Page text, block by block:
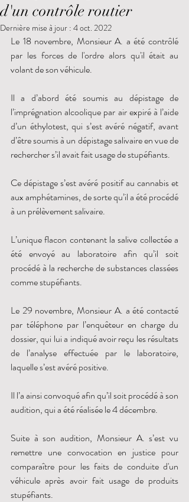
d'un contrôle routier
Dernière mise à jour : 4 oct. 2022
Le 18 novembre, Monsieur A. a été contrôlé
par les forces de l'ordre alors qu'il était au
volant de son véhicule.
Il a d’abord été soumis au dépistage de
l’imprégnation alcoolique par air expiré à l’aide
d’un éthylotest, qui s’est avéré négatif, avant
d’être soumis à un dépistage salivaire en vue de
rechercher s’il avait fait usage de stupéfiants.
Ce dépistage s’est avéré positif au cannabis et
aux amphétamines, de sorte qu’il a été procédé
à un prélèvement salivaire.
L’unique flacon contenant la salive collectée a
été envoyé au laboratoire afin qu’il soit
procédé à la recherche de substances classées
comme stupéfiants.
Le 29 novembre, Monsieur A. a été contacté
par téléphone par l’enquêteur en charge du
dossier, qui lui a indiqué avoir reçu les résultats
de l’analyse effectuée par le laboratoire,
laquelle s’est avéré positive.
Il l’a ainsi convoqué afin qu’il soit procédé à son
audition, qui a été réalisée le 4 décembre.
Suite à son audition, Monsieur A. s’est vu
remettre une convocation en justice pour
comparaître pour les faits de conduite d'un
véhicule après avoir fait usage de produits
stupéfiants.